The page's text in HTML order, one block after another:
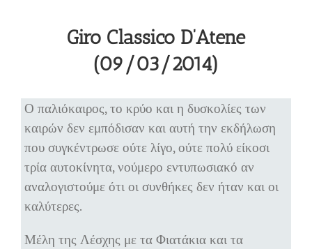
Giro Classico D’Atene
(09/03/2014)
Ο παλιόκαιρος, το κρύο και η δυσκολίες των
καιρών δεν εμπόδισαν και αυτή την εκδήλωση
που συγκέντρωσε ούτε λίγο, ούτε πολύ είκοσι
τρία αυτοκίνητα, νούμερο εντυπωσιακό αν
αναλογιστούμε ότι οι συνθήκες δεν ήταν και οι
καλύτερες.
Μέλη της Λέσχης με τα Φιατάκια και τα